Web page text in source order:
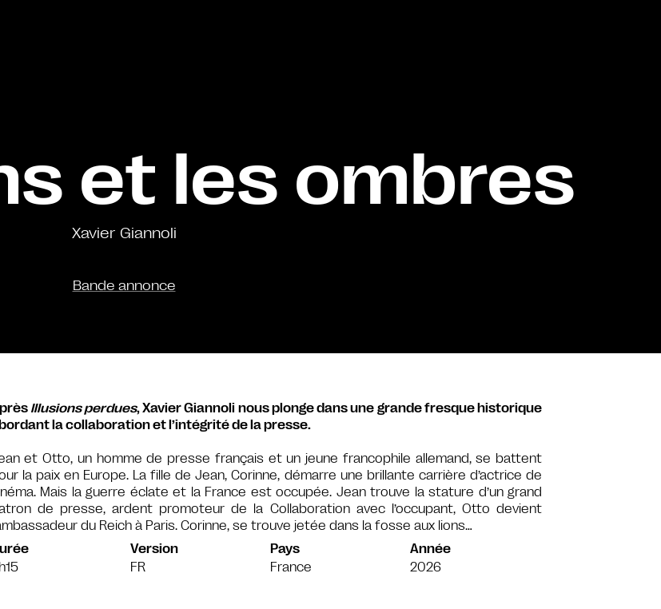
et les ombres
Xavier Giannoli
Bande annonce
Illusions perdues, Xavier Giannoli nous plonge dans une grande fresque historique
la collaboration et l’intégrité de la presse.
et Otto, un homme de presse français et un jeune francophile allemand, se battent
la paix en Europe. La fille de Jean, Corinne, démarre une brillante carrière d’actrice de
Mais la guerre éclate et la France est occupée. Jean trouve la stature d’un grand
de presse, ardent promoteur de la Collaboration avec l’occupant, Otto devient
du Reich à Paris. Corinne, se trouve jetée dans la fosse aux lions…
Version
FR
Pays
France
Année
2026